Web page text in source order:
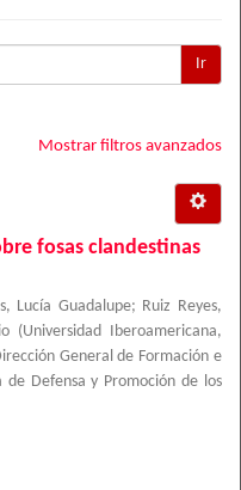
Ir
Mostrar filtros avanzados
fosas clandestinas
Lucía Guadalupe;
Ruiz Reyes,
(Universidad Iberoamericana,
General de Formación e
de Defensa y Promoción de los